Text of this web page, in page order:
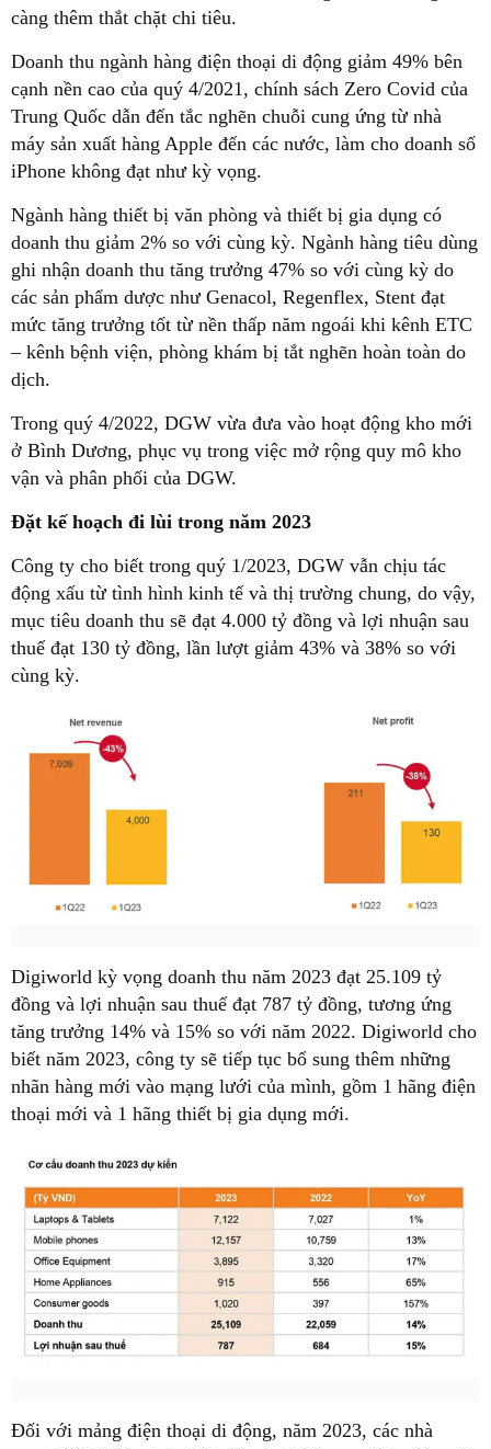
càng thêm thắt chặt chi tiêu.
Doanh thu ngành hàng điện thoại di động giảm 49% bên
cạnh nền cao của quý 4/2021, chính sách Zero Covid của
Trung Quốc dẫn đến tắc nghẽn chuỗi cung ứng từ nhà
máy sản xuất hàng Apple đến các nước, làm cho doanh số
iPhone không đạt như kỳ vọng.
Ngành hàng thiết bị văn phòng và thiết bị gia dụng có
doanh thu giảm 2% so với cùng kỳ. Ngành hàng tiêu dùng
ghi nhận doanh thu tăng trưởng 47% so với cùng kỳ do
các sản phẩm dược như Genacol, Regenflex, Stent đạt
mức tăng trưởng tốt từ nền thấp năm ngoái khi kênh ETC
– kênh bệnh viện, phòng khám bị tắt nghẽn hoàn toàn do
dịch.
Trong quý 4/2022, DGW vừa đưa vào hoạt động kho mới
ở Bình Dương, phục vụ trong việc mở rộng quy mô kho
vận và phân phối của DGW.
Đặt kế hoạch đi lùi trong năm 2023
Công ty cho biết trong quý 1/2023, DGW vẫn chịu tác
động xấu từ tình hình kinh tế và thị trường chung, do vậy,
mục tiêu doanh thu sẽ đạt 4.000 tỷ đồng và lợi nhuận sau
thuế đạt 130 tỷ đồng, lần lượt giảm 43% và 38% so với
cùng kỳ.
Digiworld kỳ vọng doanh thu năm 2023 đạt 25.109 tỷ
đồng và lợi nhuận sau thuế đạt 787 tỷ đồng, tương ứng
tăng trưởng 14% và 15% so với năm 2022. Digiworld cho
biết năm 2023, công ty sẽ tiếp tục bổ sung thêm những
nhãn hàng mới vào mạng lưới của mình, gồm 1 hãng điện
thoại mới và 1 hãng thiết bị gia dụng mới.
Đối với mảng điện thoại di động, năm 2023, các nhà